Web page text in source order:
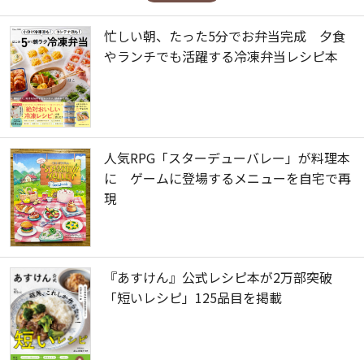
忙しい朝、たった5分でお弁当完成 夕食
やランチでも活躍する冷凍弁当レシピ本
人気RPG「スターデューバレー」が料理本
に ゲームに登場するメニューを自宅で再
現
『あすけん』公式レシピ本が2万部突破
「短いレシピ」125品目を掲載